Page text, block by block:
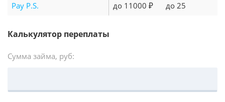
Pay P.S.
до 11000 ₽ до 25
Калькулятор переплаты
Сумма займа, руб: